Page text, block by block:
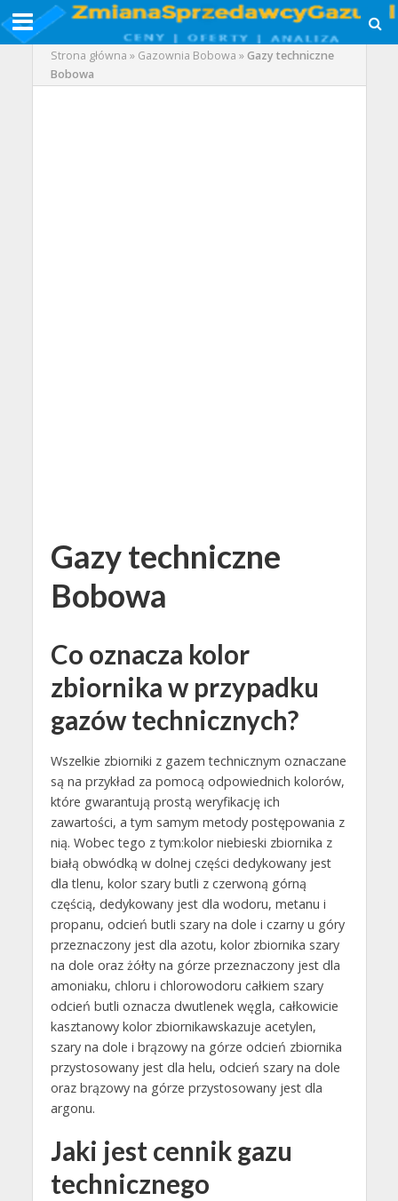
Strona główna » Gazownia Bobowa »Gazy techniczne
Bobowa
Gazy techniczne
Bobowa
Co oznacza kolor
zbiornika w przypadku
gazów technicznych?
Wszelkie zbiorniki z gazem technicznym oznaczane
są na przykład za pomocą odpowiednich kolorów,
które gwarantują prostą weryfikację ich
zawartości, a tym samym metody postępowania z
nią. Wobec tego z tym:kolor niebieski zbiornika z
białą obwódką w dolnej części dedykowany jest
dla tlenu, kolor szary butli z czerwoną górną
częścią, dedykowany jest dla wodoru, metanu i
propanu, odcień butli szary na dole i czarny u góry
przeznaczony jest dla azotu, kolor zbiornika szary
na dole oraz żółty na górze przeznaczony jest dla
amoniaku, chloru i chlorowodoru całkiem szary
odcień butli oznacza dwutlenek węgla, całkowicie
kasztanowy kolor zbiornikawskazuje acetylen,
szary na dole i brązowy na górze odcień zbiornika
przystosowany jest dla helu, odcień szary na dole
oraz brązowy na górze przystosowany jest dla
argonu.
Jaki jest cennik gazu
technicznego